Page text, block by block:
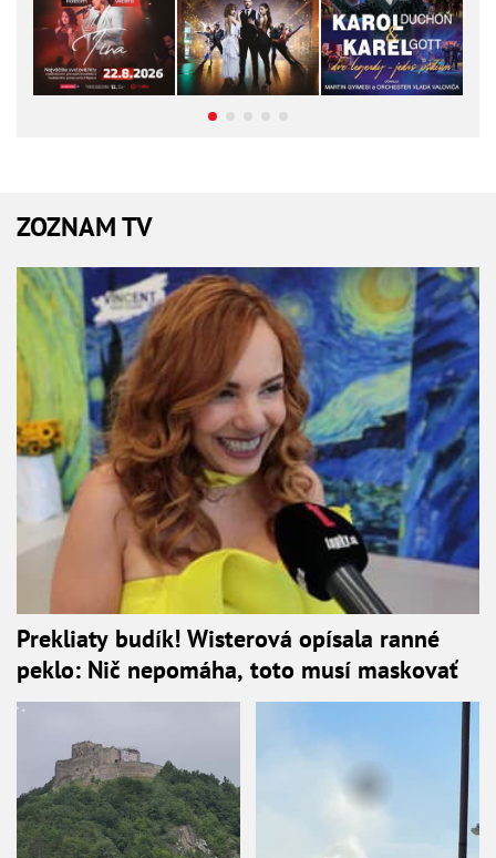
ZOZNAM TV
Prekliaty budík! Wisterová opísala ranné
peklo: Nič nepomáha, toto musí maskovať